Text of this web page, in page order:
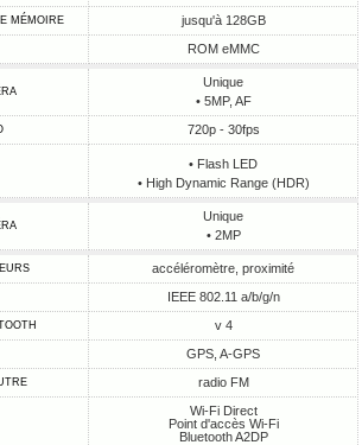
MÉMOIRE jusqu'à 128GB
ROM eMMC
Unique
• 5MP, AF
720p - 30fps
• Flash LED
• High Dynamic Range (HDR)
Unique
• 2MP
accéléromètre, proximité
IEEE 802.11 a/b/g/n
v 4
GPS, A-GPS
radio FM
Wi-Fi Direct
Point d'accès Wi-Fi
Bluetooth A2DP